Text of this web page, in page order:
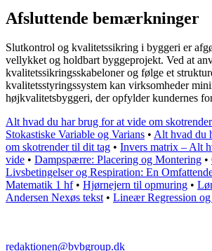
Afsluttende bemærkninger
Slutkontrol og kvalitetssikring i byggeri er
vellykket og holdbart byggeprojekt. Ved at
kvalitetssikringsskabeloner og følge et
kvalitetsstyringssystem kan virksomheder
højkvalitetsbyggeri, der opfylder kundernes
Alt hvad du har brug for at vide om
Stokastiske Variable og Varians • Alt hvad du
om skotrender til dit tag • Invers matrix – Alt
vide • Dampspærre: Placering og Montering •
Livsbetingelser og Respiration: En
Matematik 1 hf• Hjørnejern til opmuring •
Andersen Nexøs tekst• Lineær Regression og
redaktionen@bvbgroup.dk